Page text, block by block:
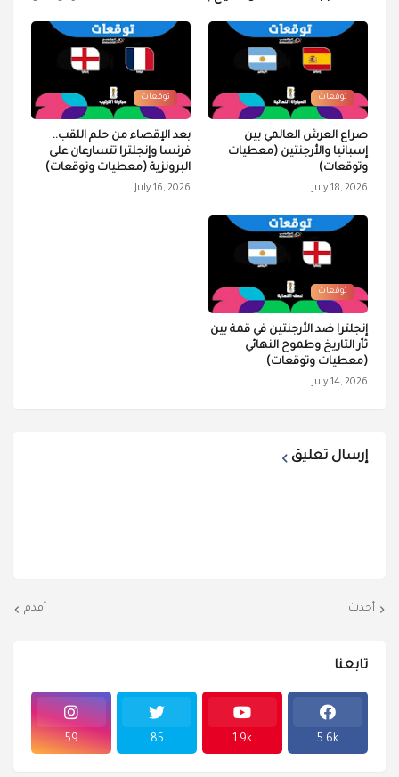
توقعات
صراع العرش العالمي بين
إسبانيا والأرجنتين (معطيات
وتوقعات)
July 18, 2026
توقعات
بعد الإقصاء من حلم اللقب..
فرنسا وإنجلترا تتسارعان على
البرونزية (معطيات وتوقعات)
July 16, 2026
توقعات
إنجلترا ضد الأرجنتين في قمة بين
ثأر التاريخ وطموح النهائي
(معطيات وتوقعات)
July 14, 2026
إرسال تعليق
أحدث أقدم
تابعنا
5.6k
1.9k
85
59